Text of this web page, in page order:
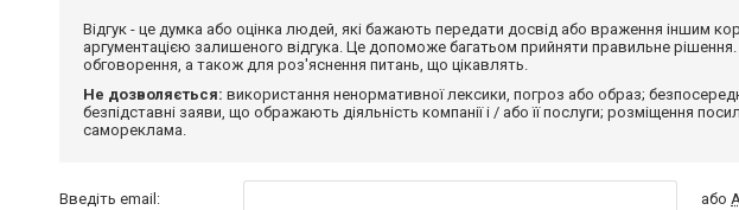
Відгук - це думка або оцінка людей, які бажають передати досвід або враження іншим
аргументацією залишеного відгука. Це допоможе багатьом прийняти правильне рішення.
обговорення, а також для роз'яснення питань, що цікавлять.
Не дозволяється: використання ненормативної лексики, погроз або образ;
безпідставні заяви, що ображають діяльність компанії і / або її послуги; розміщення
самореклама.
Введіть email: або